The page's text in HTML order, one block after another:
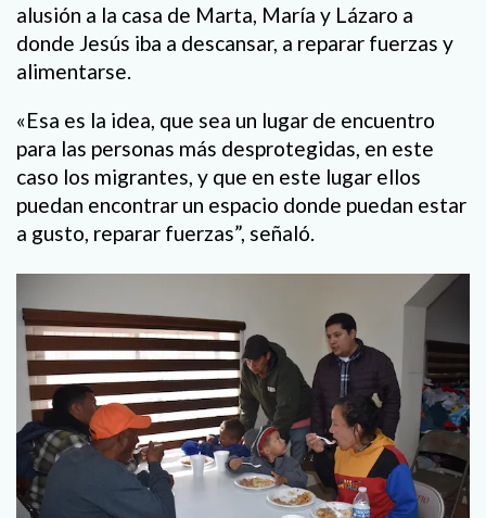
alusión a la casa de Marta, María y Lázaro a
donde Jesús iba a descansar, a reparar fuerzas y
alimentarse.
«Esa es la idea, que sea un lugar de encuentro
para las personas más desprotegidas, en este
caso los migrantes, y que en este lugar ellos
puedan encontrar un espacio donde puedan estar
a gusto, reparar fuerzas”, señaló.